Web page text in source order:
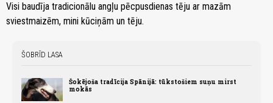
Visi baudīja tradicionālu angļu pēcpusdienas tēju ar mazām
sviestmaizēm, mini kūciņām un tēju.
ŠOBRĪD LASA
Šokējoša tradīcija Spānijā: tūkstošiem suņu mirst
mokās